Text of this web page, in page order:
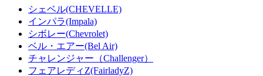
シェベル(CHEVELLE)
インパラ(Impala)
シボレー(Chevrolet)
ベル・エアー(Bel Air)
チャレンジャー（Challenger）
フェアレディZ(FairladyZ)